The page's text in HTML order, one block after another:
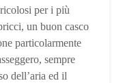
per i più
un buon casco
particolarmente
sempre
dell’aria ed il